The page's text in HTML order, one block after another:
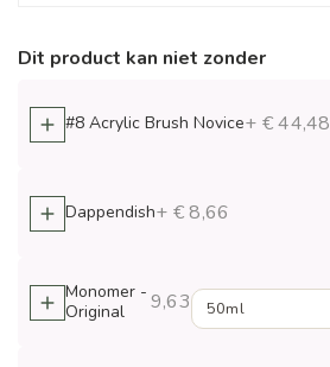
Dit product kan niet zonder
#8 Acrylic Brush Novice+ € 44,48
Dappendish+ € 8,66
Monomer -
Original
9,63